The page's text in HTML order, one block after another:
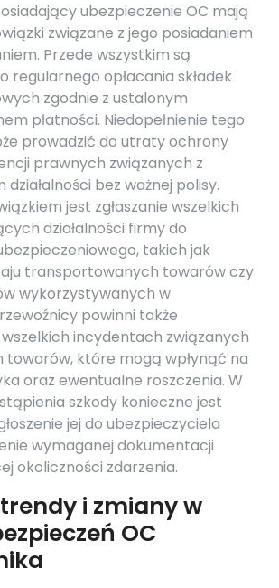
ubezpieczenie OC mają
związane z jego posiadaniem
Przede wszystkim są
regularnego opłacania składek
zgodnie z ustalonym
płatności. Niedopełnienie tego
prowadzić do utraty ochrony
prawnych związanych z
bez ważnej polisy.
jest zgłaszanie wszelkich
działalności firmy do
takich jak
transportowanych towarów czy
wykorzystywanych w
powinni także
incydentach związanych
które mogą wpłynąć na
oraz ewentualne roszczenia. W
szkody konieczne jest
jej do ubezpieczyciela
wymaganej dokumentacji
okoliczności zdarzenia.
i zmiany w
OC